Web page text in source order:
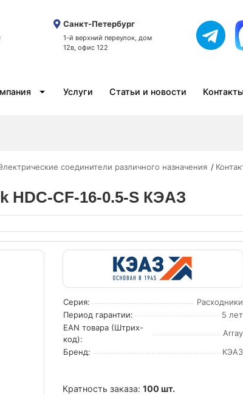
Санкт-Петербург
1-й верхний переулок, дом
12в, офис 122
Услуги Статьи и новости Контакты
соединители различного назначения
HDC-CF-16-0.5-S КЭАЗ
Серия:
Расходники
Период гарантии:
5 лет
EAN товара (Штрих-
код):
Array
Бренд:
КЭАЗ
Кратность заказа: 100 шт.